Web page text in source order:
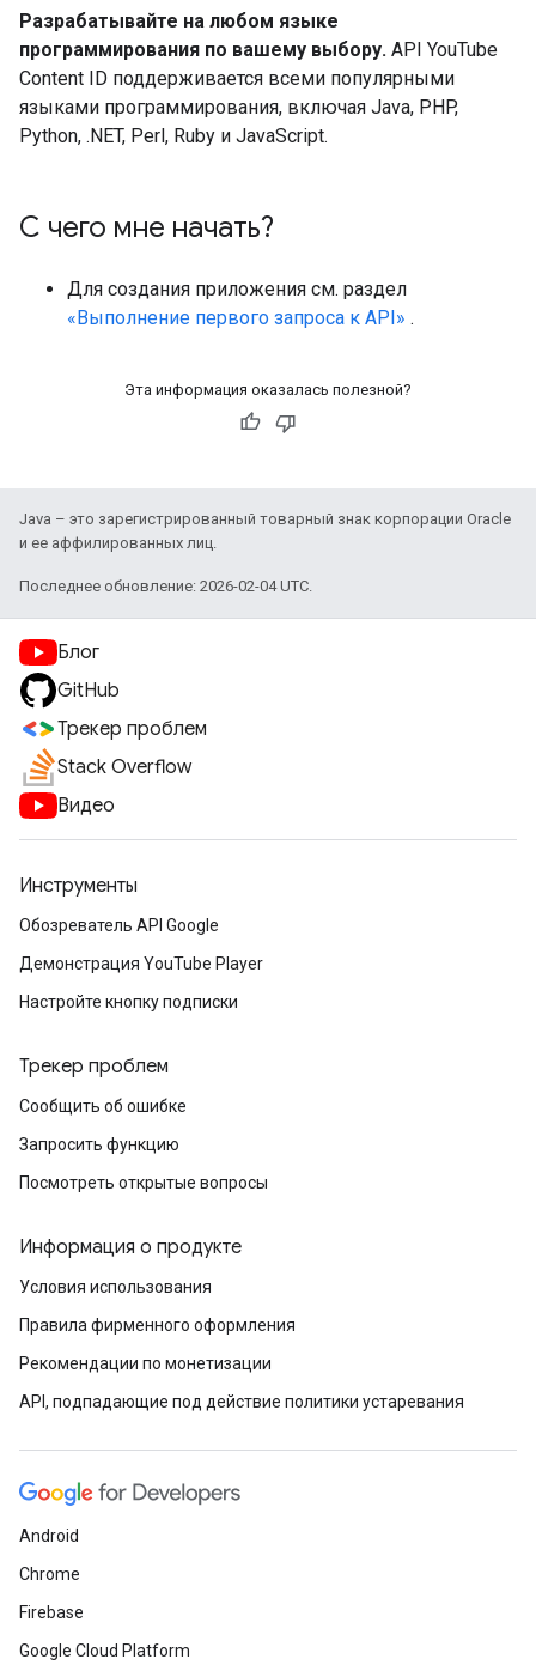
Разрабатывайте на любом языке
программирования по вашему выбору. API YouTube
Content ID поддерживается всеми популярными
языками программирования, включая Java, PHP,
Python, .NET, Perl, Ruby и JavaScript.
С чего мне начать?
Для создания приложения см. раздел
«Выполнение первого запроса к API» .
Эта информация оказалась полезной?
Java – это зарегистрированный товарный знак корпорации Oracle
и ее аффилированных лиц.
Последнее обновление: 2026-02-04 UTC.
Блог
GitHub
Трекер проблем
Stack Overflow
Видео
Инструменты
Обозреватель API Google
Демонстрация YouTube Player
Настройте кнопку подписки
Трекер проблем
Сообщить об ошибке
Запросить функцию
Посмотреть открытые вопросы
Информация о продукте
Условия использования
Правила фирменного оформления
Рекомендации по монетизации
API, подпадающие под действие политики устаревания
Android
Chrome
Firebase
Google Cloud Platform